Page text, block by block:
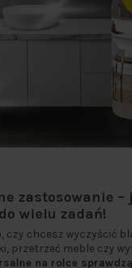
zastosowanie –
wielu zadań!
czy chcesz wyczyścić
przetrzeć meble czy
na rolce